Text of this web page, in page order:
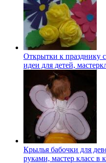
Открытки к празднику
идеи для детей,
Крылья бабочки для
руками, мастер класс в